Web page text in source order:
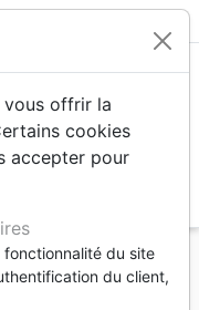
vous offrir la
cookies
accepter pour
fonctionnalité du site
du client,